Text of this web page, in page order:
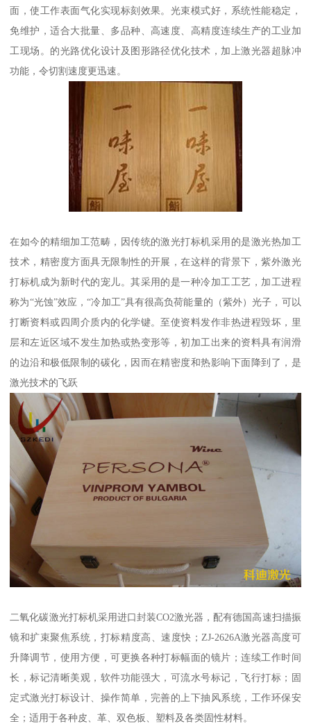
面，使工作表面气化实现标刻效果。光束模式好，系统性能稳定，
免维护，适合大批量、多品种、高速度、高精度连续生产的工业加
工现场。的光路优化设计及图形路径优化技术，加上激光器超脉冲
功能，令切割速度更迅速。
在如今的精细加工范畴，因传统的激光打标机采用的是激光热加工
技术，精密度方面具无限制性的开展，在这样的背景下，紫外激光
打标机成为新时代的宠儿。其采用的是一种冷加工工艺，加工进程
称为“光蚀”效应，“冷加工”具有很高负荷能量的（紫外）光子，可以
打断资料或四周介质内的化学键。至使资料发作非热进程毁坏，里
层和左近区域不发生加热或热变形等，初加工出来的资料具有润滑
的边沿和极低限制的碳化，因而在精密度和热影响下面降到了，是
激光技术的飞跃
二氧化碳激光打标机采用进口封装CO2激光器，配有德国高速扫描振
镜和扩束聚焦系统，打标精度高、速度快；ZJ-2626A激光器高度可
升降调节，使用方便，可更换各种打标幅面的镜片；连续工作时间
长，标记清晰美观，软件功能强大，可流水号标记，飞行打标；固
定式激光打标设计、操作简单，完善的上下抽风系统，工作环保安
全；适用于各种皮、革、双色板、塑料及各类固性材料。